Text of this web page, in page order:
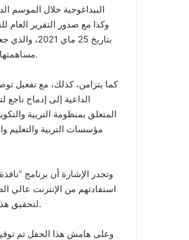
البيداغوجية خلال الموسم
وكذا مع صدور التقرير العام
بتاريخ 25
مساهمتها في تعزيز الشفافية واعتماد مساطر وإجراءات مبسطة وواضحة وتقديم خدمات الجودة.
المتعلق بمنظومة التربية
مؤسسات التربية والتعليم
لتحقيق هذا الهدف، حيث ستقدم منحة فردية تبلغ 2000 درهم عن كل عملية شراء لجهاز حاسوب.
وعلى هامش هذا الحفل تم